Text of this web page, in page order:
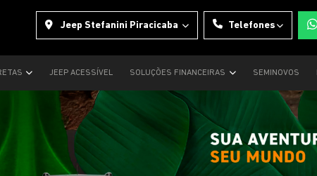
Jeep Stefanini Piracicaba Telefones
JEEP ACESSÍVEL SOLUÇÕES FINANCEIRAS SEMINOVOS